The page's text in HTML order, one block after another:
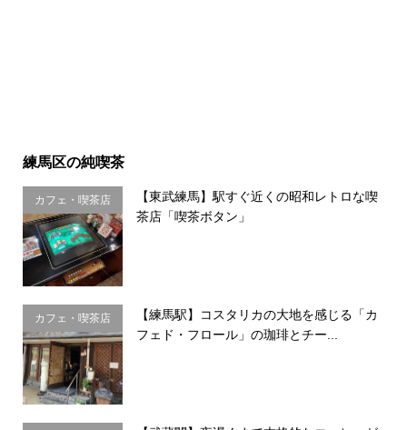
練馬区の純喫茶
カフェ・喫茶店
【東武練馬】駅すぐ近くの昭和レトロな喫
茶店「喫茶ボタン」
カフェ・喫茶店
【練馬駅】コスタリカの大地を感じる「カ
フェド・フロール」の珈琲とチー...